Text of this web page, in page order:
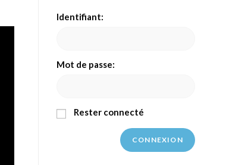
Identifiant:
Mot de passe:
Rester connecté
CONNEXION